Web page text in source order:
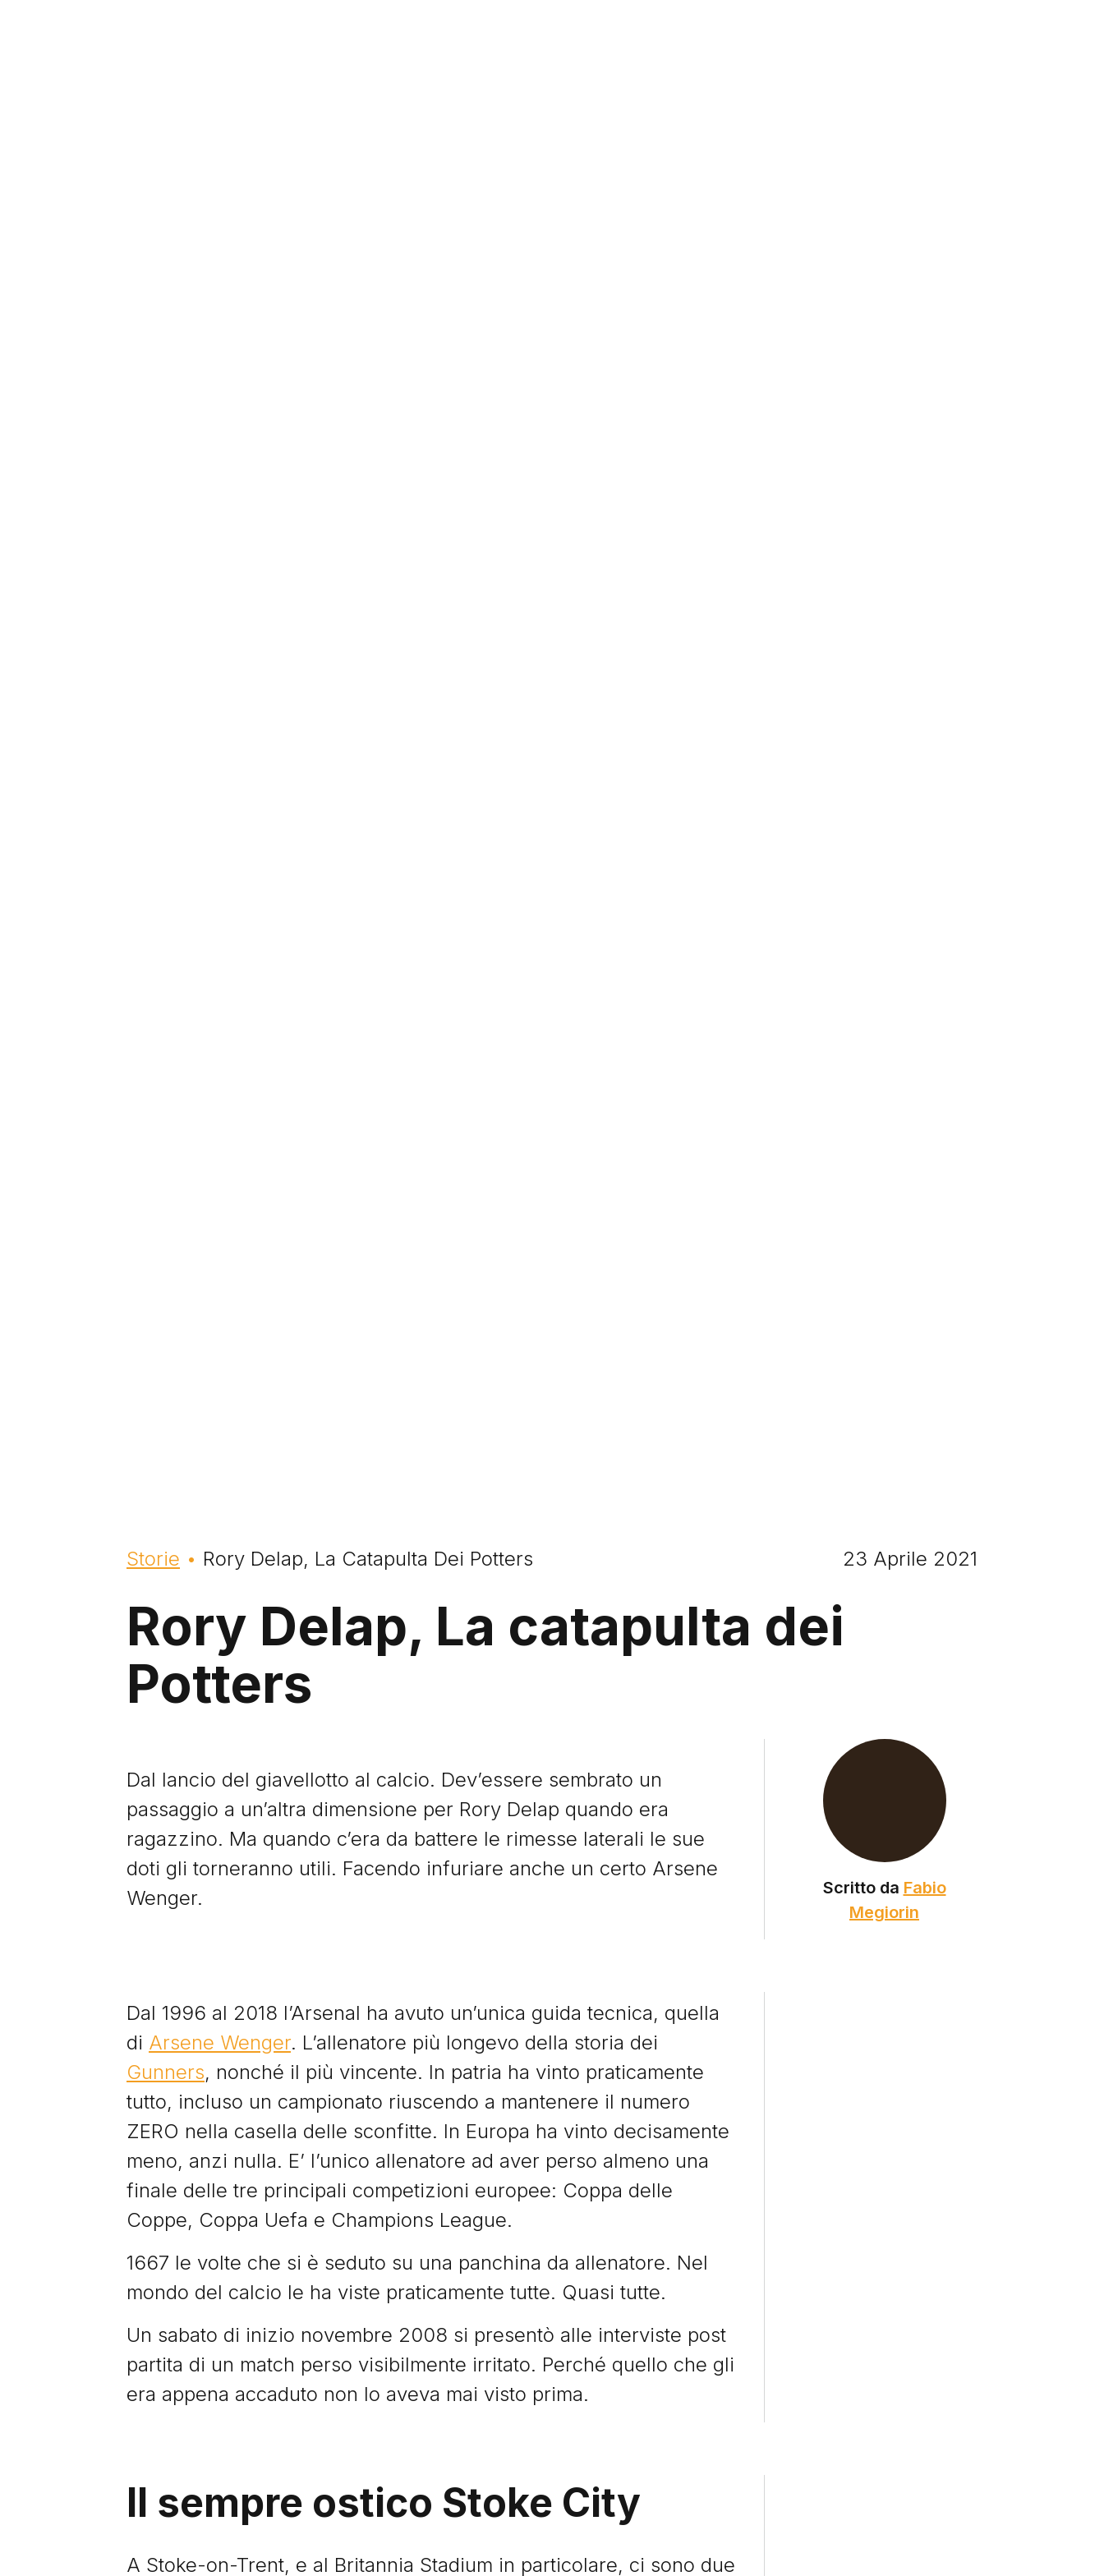
Briciole di pane
Storie Rory Delap, La Catapulta Dei Potters 23 Aprile 2021
Rory Delap, La catapulta dei
Potters
Dal lancio del giavellotto al calcio. Dev’essere sembrato un
passaggio a un’altra dimensione per Rory Delap quando era
ragazzino. Ma quando c’era da battere le rimesse laterali le sue
doti gli torneranno utili. Facendo infuriare anche un certo Arsene
Wenger.
Scritto da Fabio
Megiorin
Dal 1996 al 2018 l’Arsenal ha avuto un’unica guida tecnica, quella
di Arsene Wenger. L’allenatore più longevo della storia dei
Gunners, nonché il più vincente. In patria ha vinto praticamente
tutto, incluso un campionato riuscendo a mantenere il numero
ZERO nella casella delle sconfitte. In Europa ha vinto decisamente
meno, anzi nulla. E’ l’unico allenatore ad aver perso almeno una
finale delle tre principali competizioni europee: Coppa delle
Coppe, Coppa Uefa e Champions League.
1667 le volte che si è seduto su una panchina da allenatore. Nel
mondo del calcio le ha viste praticamente tutte. Quasi tutte.
Un sabato di inizio novembre 2008 si presentò alle interviste post
partita di un match perso visibilmente irritato. Perché quello che gli
era appena accaduto non lo aveva mai visto prima.
Il sempre ostico Stoke City
A Stoke-on-Trent, e al Britannia Stadium in particolare, ci sono due